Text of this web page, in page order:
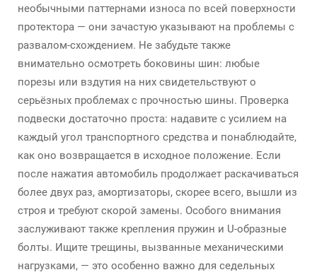
необычными паттернами износа по всей поверхности
протектора — они зачастую указывают на проблемы с
развалом-схождением. Не забудьте также
внимательно осмотреть боковины шин: любые
порезы или вздутия на них свидетельствуют о
серьёзных проблемах с прочностью шины. Проверка
подвески достаточно проста: надавите с усилием на
каждый угол транспортного средства и понаблюдайте,
как оно возвращается в исходное положение. Если
после нажатия автомобиль продолжает раскачиваться
более двух раз, амортизаторы, скорее всего, вышли из
строя и требуют скорой замены. Особого внимания
заслуживают также крепления пружин и U-образные
болты. Ищите трещины, вызванные механическими
нагрузками, — это особенно важно для седельных